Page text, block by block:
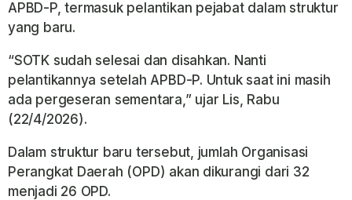
APBD-P, termasuk pelantikan pejabat dalam struktur
yang baru.
“SOTK sudah selesai dan disahkan. Nanti
pelantikannya setelah APBD-P. Untuk saat ini masih
ada pergeseran sementara,” ujar Lis, Rabu
(22/4/2026).
Dalam struktur baru tersebut, jumlah Organisasi
Perangkat Daerah (OPD) akan dikurangi dari 32
menjadi 26 OPD.